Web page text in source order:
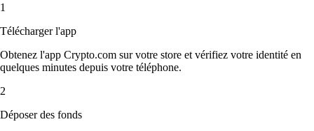
1
Télécharger l'app
Obtenez l'app Crypto.com sur votre store et vérifiez votre identité en
quelques minutes depuis votre téléphone.
2
Déposer des fonds